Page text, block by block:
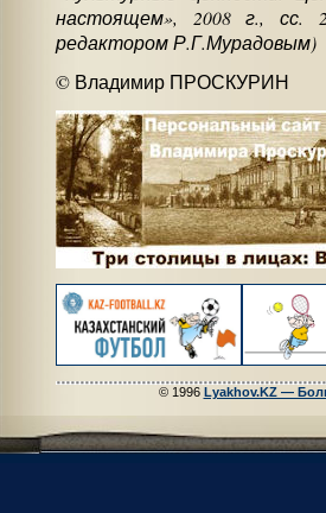
настоящем», 2008 г., сс.
редактором Р.Г.Мурадовым)
© Владимир ПРОСКУРИН
© 1996 Lyakhov.KZ —